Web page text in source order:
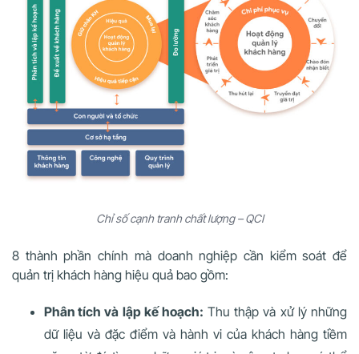
Chỉ số cạnh tranh chất lượng – QCI
8 thành phần chính mà doanh nghiệp cần kiểm soát để
quản trị khách hàng hiệu quả bao gồm:
Phân tích và lập kế hoạch: Thu thập và xử lý những
dữ liệu và đặc điểm và hành vi của khách hàng tiềm